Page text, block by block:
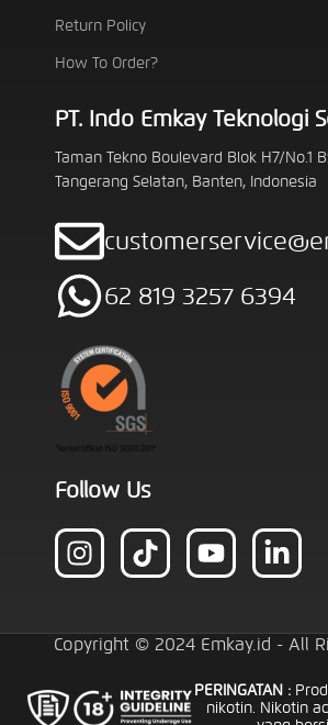
Return Policy
How To Order?
PT. Indo Emkay Teknologi
Taman Tekno Boulevard Blok H7/No.1
Tangerang Selatan, Banten, Indonesia
62 819 3257 6394
Follow Us
Copyright © 2024 Emkay.id - All
PERINGATAN :
nikotin. Nikotin